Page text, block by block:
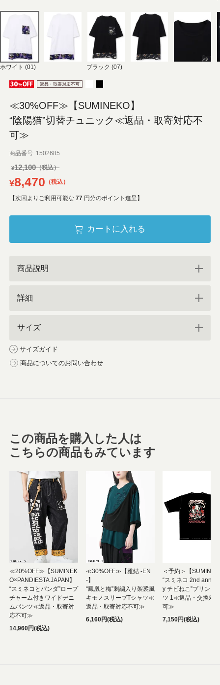
ホワイト (01) ブラック (07)
≪30%OFF≫【SUMINEKO】
“陰陽猫”切替チュニック≪返品・取寄対応不
可≫
商品番号 1502685
¥12,100
¥8,470 税込
【次回よりご利用可能な 77 円分のポイント進呈】
カートに入れる
商品説明
詳細
サイズ
サイズガイド
商品についてのお問い合わせ
この商品を購入した人は
こちらの商品もみています
≪20%OFF≫【SUMINEK
O×PANDIESTA JAPAN】
“スミネコとパンダ”ロープ
チャーム付きワイドデニ
ムパンツ≪返品・取寄対
応不可≫
14,960円(税込)
≪30%OFF≫【雅結 -EN
-】
“鳳凰と梅”刺繍入り袈裟風
キモノスリーブTシャツ≪
返品・取寄対応不可≫
6,160円(税込)
＜予約＞【
“スミネコ 2nd
y チビねこ”プリント
ツ 1≪返品・交換対
可≫
7,150円(税込)